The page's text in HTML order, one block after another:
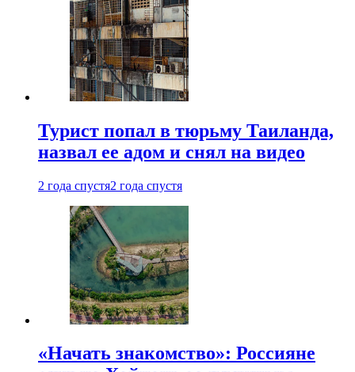
Турист попал в тюрьму Таиланда,
назвал ее адом и снял на видео
2 года спустя2 года спустя
«Начать знакомство»: Россияне